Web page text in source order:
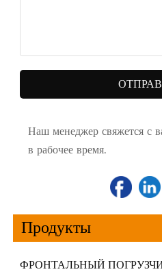
Наш менеджер свяжется с
в рабочее время.
Продукты
ФРОНТАЛЬНЫЙ